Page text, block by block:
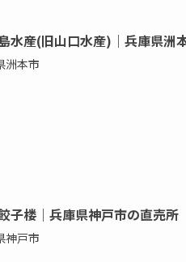
水産(旧山口水産)｜兵庫県洲
洲本市
子楼｜兵庫県神戸市の直売所
神戸市